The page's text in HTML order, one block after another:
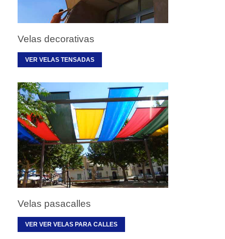
Velas decorativas
VER VELAS TENSADAS
Velas pasacalles
VER VER VELAS PARA CALLES